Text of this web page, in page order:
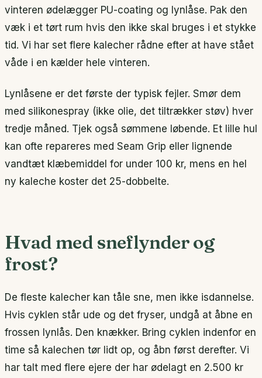
vinteren ødelægger PU-coating og lynlåse. Pak den
væk i et tørt rum hvis den ikke skal bruges i et stykke
tid. Vi har set flere kalecher rådne efter at have stået
våde i en kælder hele vinteren.
Lynlåsene er det første der typisk fejler. Smør dem
med silikonespray (ikke olie, det tiltrækker støv) hver
tredje måned. Tjek også sømmene løbende. Et lille hul
kan ofte repareres med Seam Grip eller lignende
vandtæt klæbemiddel for under 100 kr, mens en hel
ny kaleche koster det 25-dobbelte.
Hvad med sneflynder og
frost?
De fleste kalecher kan tåle sne, men ikke isdannelse.
Hvis cyklen står ude og det fryser, undgå at åbne en
frossen lynlås. Den knækker. Bring cyklen indenfor en
time så kalechen tør lidt op, og åbn først derefter. Vi
har talt med flere ejere der har ødelagt en 2.500 kr